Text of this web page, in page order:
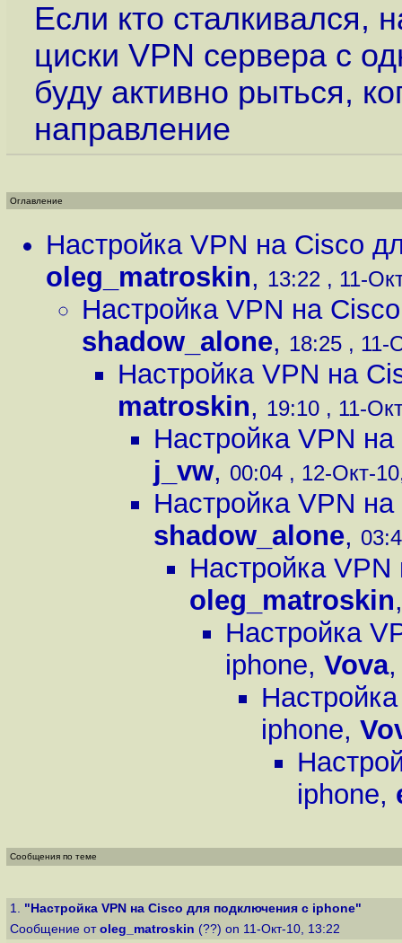
Если кто сталкивался,
циски VPN сервера с
буду активно рыться,
направление
Оглавление
Настройка VPN на Cisco
oleg_matroskin, 13:22 , 11-
Настройка VPN на
shadow_alone, 18:25 , 11-
Настройка VPN на
matroskin, 19:10 , 11-
Настройка VPN
j_vw, 00:04 , 12-Окт-
Настройка VPN
shadow_alone,
Настройка
oleg_matroskin
Настройка
iphone, Vova
iphone,
iphone,
Сообщения по теме
1. "Настройка VPN на Cisco для подключения с iphone"
Сообщение от oleg_matroskin (??) on 11-Окт-10, 13:22